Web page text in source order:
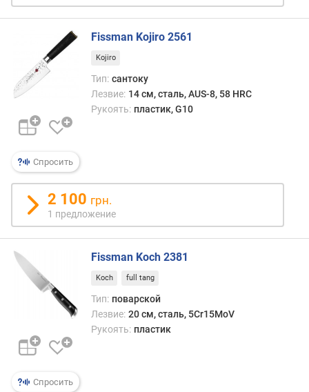
Спросить
Fissman Kojiro 2561
Kojiro
Тип: сантоку
Лезвие: 14 см, сталь, AUS-8, 58 HRC
Рукоять: пластик, G10
2 100 грн.
1 предложение
Спросить
Fissman Koch 2381
Koch full tang
Тип: поварской
Лезвие: 20 см, сталь, 5Cr15MoV
Рукоять: пластик